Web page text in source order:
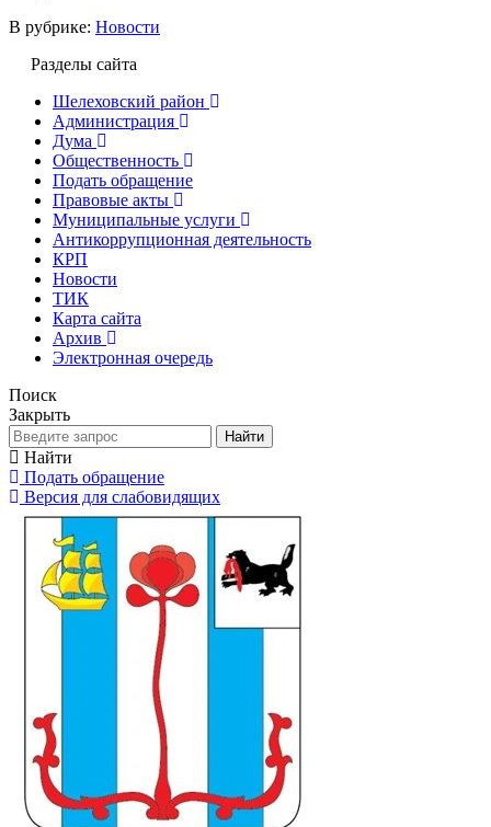
В рубрике: Новости
Разделы сайта
Шелеховский район
Администрация
Дума
Общественность
Подать обращение
Правовые акты
Муниципальные услуги
Антикоррупционная деятельность
КРП
Новости
ТИК
Карта сайта
Архив
Электронная очередь
Поиск
Закрыть
Найти
Найти
Подать обращение
Версия для слабовидящих